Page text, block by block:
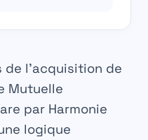
l’acquisition de
Mutuelle
par Harmonie
logique